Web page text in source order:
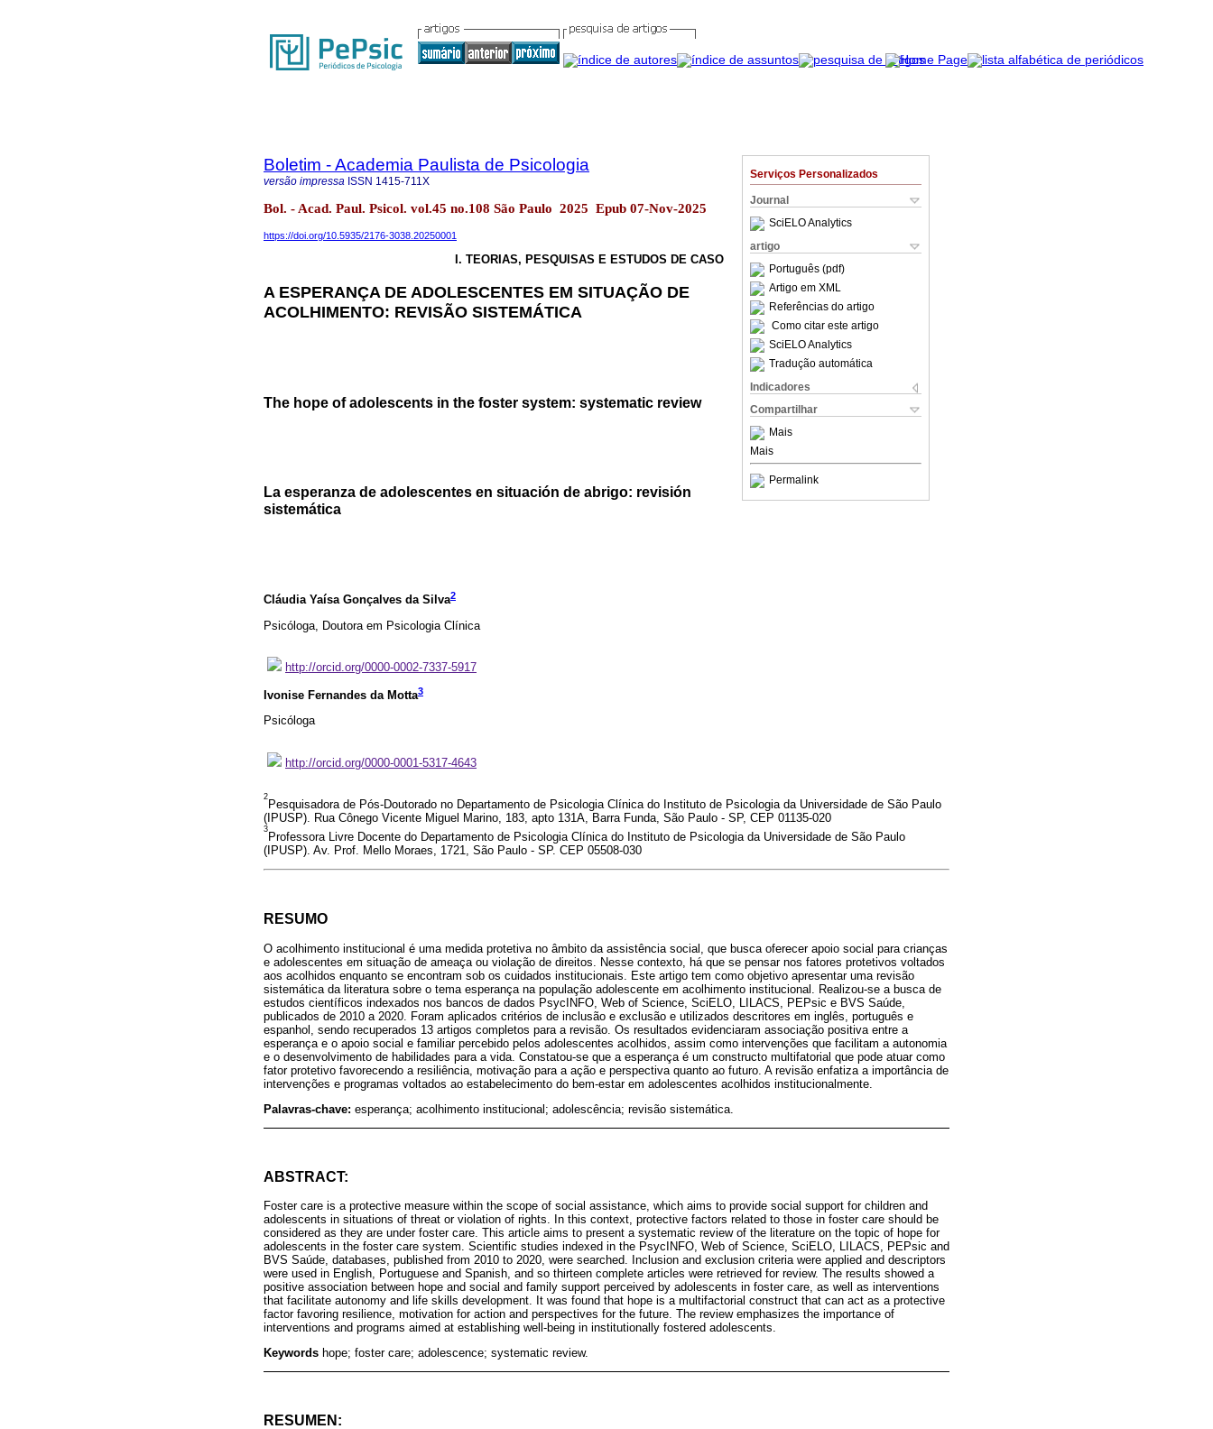
Serviços Personalizados
Journal
SciELO Analytics
artigo
Português (pdf)
Artigo em XML
Referências do artigo
Como citar este artigo
SciELO Analytics
Tradução automática
Indicadores
Compartilhar
Mais
Mais
Permalink
Boletim - Academia Paulista de Psicologia
versão impressa ISSN 1415-711X
Bol. - Acad. Paul. Psicol. vol.45 no.108 São Paulo 2025 Epub 07-Nov-2025
https://doi.org/10.5935/2176-3038.20250001
I. TEORIAS, PESQUISAS E ESTUDOS DE CASO
A ESPERANÇA DE ADOLESCENTES EM SITUAÇÃO DE
ACOLHIMENTO: REVISÃO SISTEMÁTICA
The hope of adolescents in the foster system: systematic review
La esperanza de adolescentes en situación de abrigo: revisión
sistemática
Cláudia Yaísa Gonçalves da Silva2
Psicóloga, Doutora em Psicologia Clínica
http://orcid.org/0000-0002-7337-5917
Ivonise Fernandes da Motta3
Psicóloga
http://orcid.org/0000-0001-5317-4643
2
Pesquisadora de Pós-Doutorado no Departamento de Psicologia Clínica do Instituto de Psicologia da Universidade de São Paulo
(IPUSP). Rua Cônego Vicente Miguel Marino, 183, apto 131A, Barra Funda, São Paulo - SP, CEP 01135-020
3
Professora Livre Docente do Departamento de Psicologia Clínica do Instituto de Psicologia da Universidade de São Paulo
(IPUSP). Av. Prof. Mello Moraes, 1721, São Paulo - SP. CEP 05508-030
RESUMO
O acolhimento institucional é uma medida protetiva no âmbito da assistência social, que busca oferecer apoio social para crianças
e adolescentes em situação de ameaça ou violação de direitos. Nesse contexto, há que se pensar nos fatores protetivos voltados
aos acolhidos enquanto se encontram sob os cuidados institucionais. Este artigo tem como objetivo apresentar uma revisão
sistemática da literatura sobre o tema esperança na população adolescente em acolhimento institucional. Realizou-se a busca de
estudos científicos indexados nos bancos de dados PsycINFO, Web of Science, SciELO, LILACS, PEPsic e BVS Saúde,
publicados de 2010 a 2020. Foram aplicados critérios de inclusão e exclusão e utilizados descritores em inglês, português e
espanhol, sendo recuperados 13 artigos completos para a revisão. Os resultados evidenciaram associação positiva entre a
esperança e o apoio social e familiar percebido pelos adolescentes acolhidos, assim como intervenções que facilitam a autonomia
e o desenvolvimento de habilidades para a vida. Constatou-se que a esperança é um constructo multifatorial que pode atuar como
fator protetivo favorecendo a resiliência, motivação para a ação e perspectiva quanto ao futuro. A revisão enfatiza a importância de
intervenções e programas voltados ao estabelecimento do bem-estar em adolescentes acolhidos institucionalmente.
Palavras-chave: esperança; acolhimento institucional; adolescência; revisão sistemática.
ABSTRACT:
Foster care is a protective measure within the scope of social assistance, which aims to provide social support for children and
adolescents in situations of threat or violation of rights. In this context, protective factors related to those in foster care should be
considered as they are under foster care. This article aims to present a systematic review of the literature on the topic of hope for
adolescents in the foster care system. Scientific studies indexed in the PsycINFO, Web of Science, SciELO, LILACS, PEPsic and
BVS Saúde, databases, published from 2010 to 2020, were searched. Inclusion and exclusion criteria were applied and descriptors
were used in English, Portuguese and Spanish, and so thirteen complete articles were retrieved for review. The results showed a
positive association between hope and social and family support perceived by adolescents in foster care, as well as interventions
that facilitate autonomy and life skills development. It was found that hope is a multifactorial construct that can act as a protective
factor favoring resilience, motivation for action and perspectives for the future. The review emphasizes the importance of
interventions and programs aimed at establishing well-being in institutionally fostered adolescents.
Keywords hope; foster care; adolescence; systematic review.
RESUMEN: